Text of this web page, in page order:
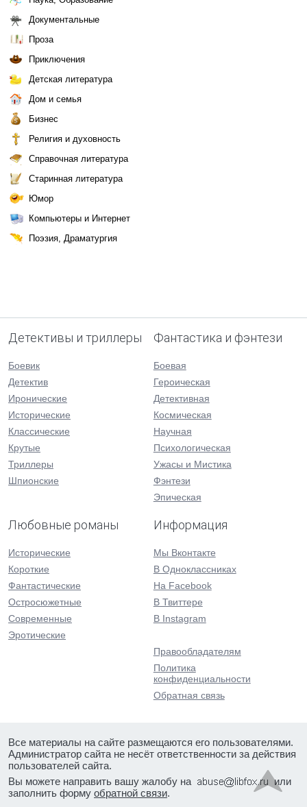
Документальные
Проза
Приключения
Детская литература
Дом и семья
Бизнес
Религия и духовность
Справочная литература
Старинная литература
Юмор
Компьютеры и Интернет
Поэзия, Драматургия
Детективы и триллеры
Боевик
Детектив
Иронические
Исторические
Классические
Крутые
Триллеры
Шпионские
Фантастика и фэнтези
Боевая
Героическая
Детективная
Космическая
Научная
Психологическая
Ужасы и Мистика
Фэнтези
Эпическая
Любовные романы
Исторические
Короткие
Фантастические
Остросюжетные
Современные
Эротические
Информация
Мы Вконтакте
В Одноклассниках
На Facebook
В Твиттере
В Instagram
Правообладателям
Политика
конфиденциальности
Обратная связь
Все материалы на сайте размещаются его пользователями.
Администратор сайта не несёт ответственности за действия
пользователей сайта.
Вы можете направить вашу жалобу на
или
заполнить форму обратной связи.